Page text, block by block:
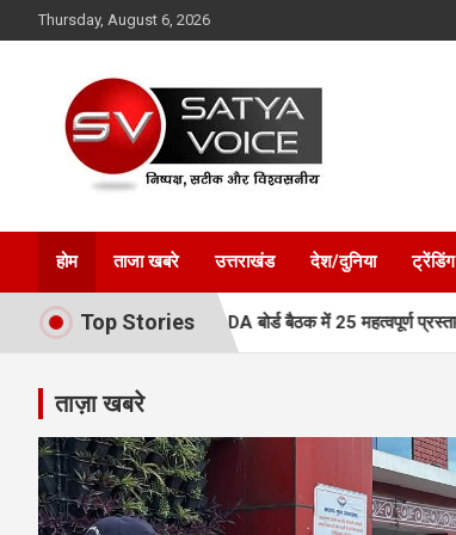
to
Thursday, August 6, 2026
Satya Voice
होम ताजा खबरे उत्तराखंड देश/दुनिया ट्रेंडिंग
Top Stories
नई रफ्तार, MDDA बोर्ड बैठक में 25 महत्वपूर्ण प्रस्तावों को मंजूरी
ताज़ा खबरे